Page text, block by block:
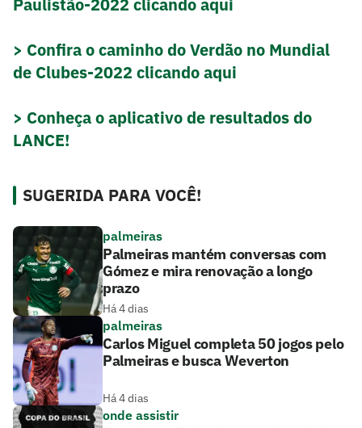
Paulistão-2022 clicando aqui
> Confira o caminho do Verdão no Mundial
de Clubes-2022 clicando aqui
> Conheça o aplicativo de resultados do
LANCE!
SUGERIDA PARA VOCÊ!
palmeiras
Palmeiras mantém conversas com
Gómez e mira renovação a longo
prazo
Há 4 dias
palmeiras
Carlos Miguel completa 50 jogos pelo
Palmeiras e busca Weverton
Há 4 dias
onde assistir